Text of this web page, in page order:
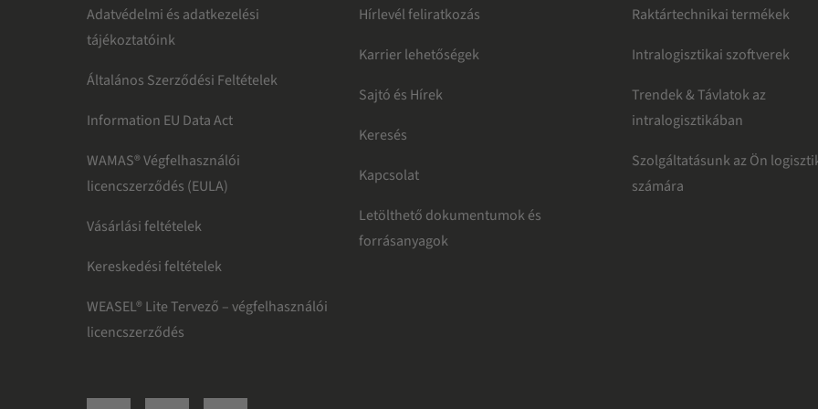
Adatvédelmi és adatkezelési
tájékoztatóink
Általános Szerződési Feltételek
Information EU Data Act
WAMAS® Végfelhasználói
licencszerződés (EULA)
Vásárlási feltételek
Kereskedési feltételek
WEASEL® Lite Tervező – végfelhasználói
licencszerződés
Hírlevél feliratkozás
Karrier lehetőségek
Sajtó és Hírek
Keresés
Kapcsolat
Letölthető dokumentumok és
forrásanyagok
Raktártechnikai termékek
Intralogisztikai szoftverek
Trendek & Távlatok az
intralogisztikában
Szolgáltatásunk az Ön
számára